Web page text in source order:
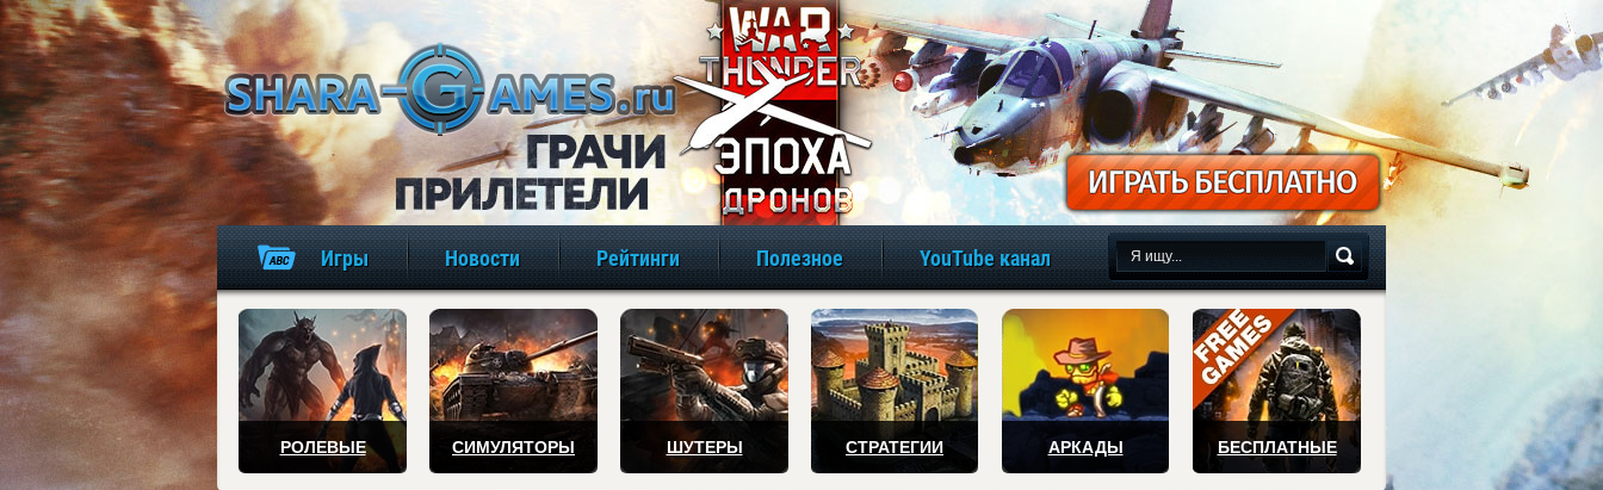
игры онлайн бесплатно
Игры Новости Рейтинги Полезное YouTube канал
РОЛЕВЫЕ СИМУЛЯТОРЫ ШУТЕРЫ СТРАТЕГИИ АРКАДЫ БЕСПЛАТНЫЕ